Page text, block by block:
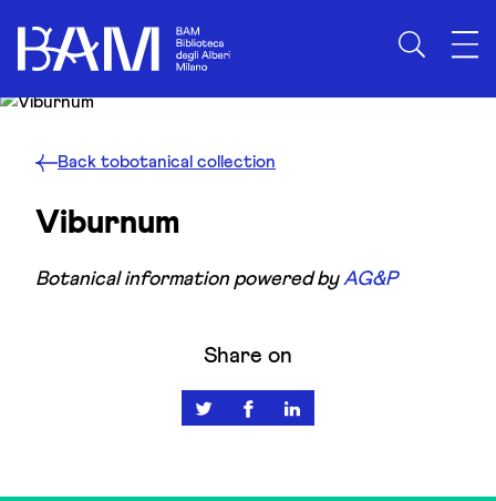
Back tobotanical collection
Viburnum
Botanical information powered byAG&P
Share on